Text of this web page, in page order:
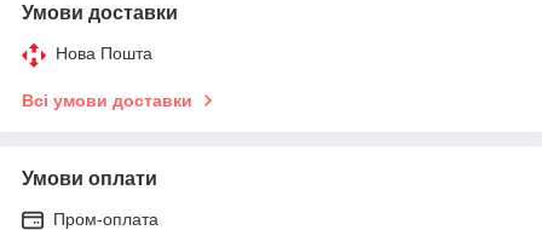
Умови доставки
Нова Пошта
Всі умови доставки
Умови оплати
Пром-оплата